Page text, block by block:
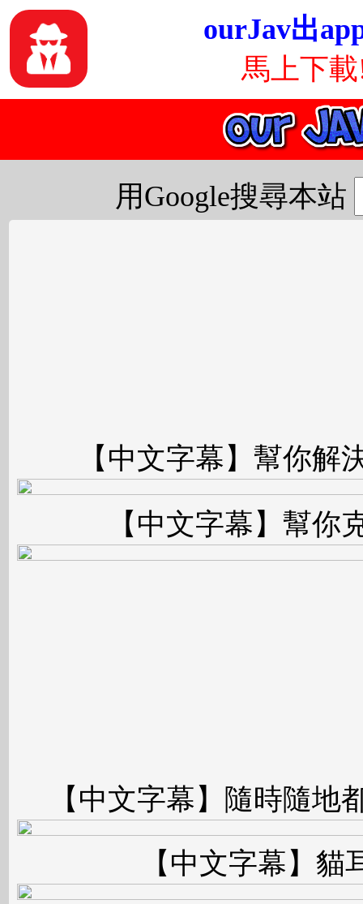
ourJav出
馬上下
用Google搜尋本站
【中文字幕】幫你解
【中文字幕】幫你
【中文字幕】隨時隨地
【中文字幕】